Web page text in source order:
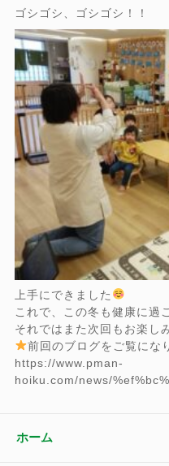
ゴシゴシ、ゴシゴシ！！
上手にできました
これで、この冬も健康に過
それではまた次回もお楽し
前回のブログをご覧にな
https://www.pman-
hoiku.com/news/
ホーム